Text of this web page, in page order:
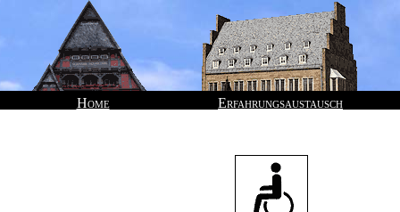
Home Erfahrungsaustausch